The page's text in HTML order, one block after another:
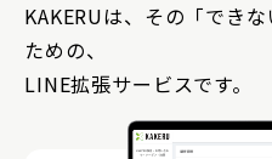
KAKERUは、その「でき
ための、
LINE拡張サービスです。